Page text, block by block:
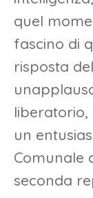
quel
fascino di
risposta
liberatorio,
un
Comunale
seconda